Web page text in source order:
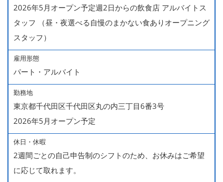
2026年5月オープン予定週2日からの飲食店 アルバイトス
タッフ （昼・夜選べる自慢のまかない食ありオープニング
スタッフ）
雇用形態
パート・アルバイト
勤務地
東京都千代田区千代田区丸の内三丁目6番3号
2026年5月オープン予定
休日・休暇
2週間ごとの自己申告制のシフトのため、お休みはご希望
に応じて取れます。